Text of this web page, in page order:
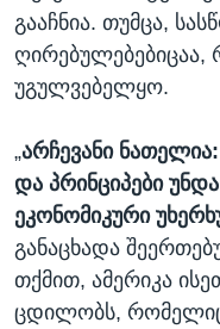
გააჩნია. თუმცა,
უგულვებელყო.
„არჩევანი
და პრინციპები
ეკონომიკური
განაცხადა
თქმით, ამერიკა
ცდილობს,